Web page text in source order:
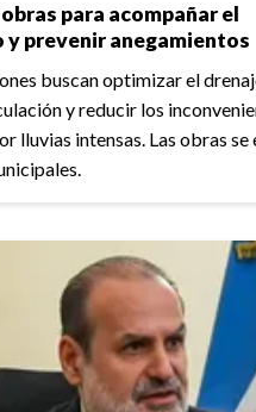
para acompañar el
y prevenir anegamientos
buscan optimizar el
y reducir los
lluvias intensas. Las obras se